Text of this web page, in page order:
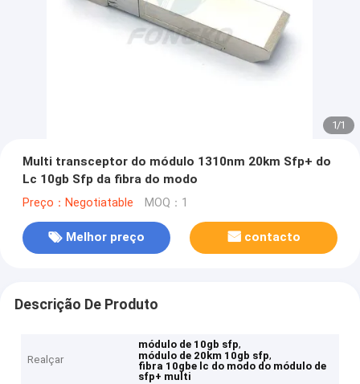
1/1
Multi transceptor do módulo 1310nm 20km Sfp+ do
Lc 10gb Sfp da fibra do modo
Preço：Negotiatable MOQ：1
Melhor preço contacto
Descrição De Produto
Realçar
módulo de 10gb sfp,
módulo de 20km 10gb sfp,
fibra 10gbe lc do modo do módulo de
sfp+ multi